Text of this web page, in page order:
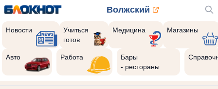
Волжский
Новости
Учиться
готов
Медицина Магазины
Авто Работа
Бары
- рестораны